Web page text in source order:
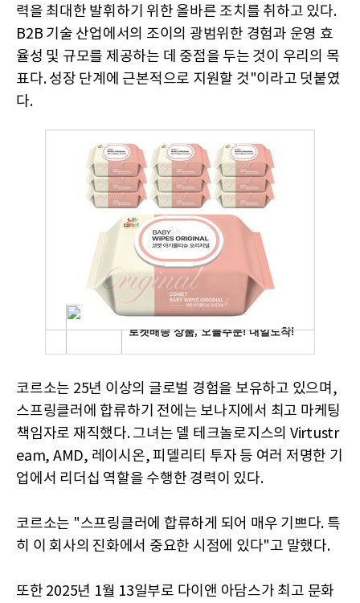
력을 최대한 발휘하기 위한 올바른 조치를 취하고 있다.
B2B 기술 산업에서의 조이의 광범위한 경험과 운영 효
율성 및 규모를 제공하는 데 중점을 두는 것이 우리의 목
표다. 성장 단계에 근본적으로 지원할 것"이라고 덧붙였
다.
코르소는 25년 이상의 글로벌 경험을 보유하고 있으며,
스프링클러에 합류하기 전에는 보나지에서 최고 마케팅
책임자로 재직했다. 그녀는 델 테크놀로지스의 Virtustr
eam, AMD, 레이시온, 피델리티 투자 등 여러 저명한 기
업에서 리더십 역할을 수행한 경력이 있다.
코르소는 "스프링클러에 합류하게 되어 매우 기쁘다. 특
히 이 회사의 진화에서 중요한 시점에 있다"고 말했다.
또한 2025년 1월 13일부로 다이앤 아담스가 최고 문화